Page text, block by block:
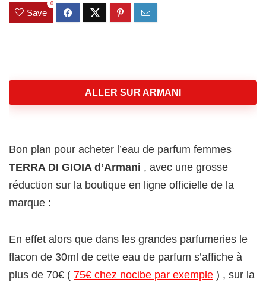
Save
0
ALLER SUR ARMANI
Bon plan pour acheter l’eau de parfum femmes
TERRA DI GIOIA d’Armani , avec une grosse
réduction sur la boutique en ligne officielle de la
marque :
En effet alors que dans les grandes parfumeries le
flacon de 30ml de cette eau de parfum s’affiche à
plus de 70€ ( 75€ chez nocibe par exemple ) , sur la